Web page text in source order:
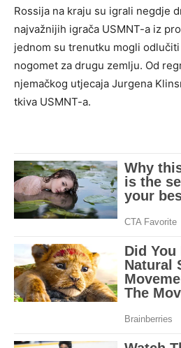
Rossija na kraju su igrali negdje
najvažnijih igrača USMNT-a iz
jednom su trenutku mogli
nogomet za drugu zemlju. Od
njemačkog utjecaja Jurgena
tkiva USMNT-a.